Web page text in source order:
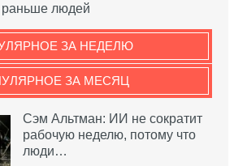
людей
ЗА НЕДЕЛЮ
ЗА МЕСЯЦ
Сэм Альтман: ИИ не сократит
рабочую неделю, потому что
люди…